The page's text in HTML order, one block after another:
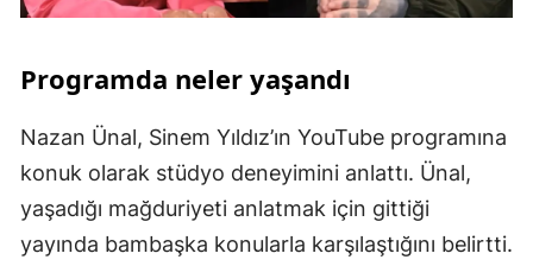
Programda neler yaşandı
Nazan Ünal, Sinem Yıldız’ın YouTube programına
konuk olarak stüdyo deneyimini anlattı. Ünal,
yaşadığı mağduriyeti anlatmak için gittiği
yayında bambaşka konularla karşılaştığını belirtti.